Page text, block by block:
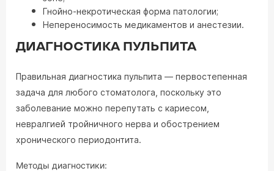
Гнойно-некротическая форма патологии;
Непереносимость медикаментов и анестезии.
ДИАГНОСТИКА ПУЛЬПИТА
Правильная диагностика пульпита — первостепенная
задача для любого стоматолога, поскольку это
заболевание можно перепутать с кариесом,
невралгией тройничного нерва и обострением
хронического периодонтита.
Методы диагностики: